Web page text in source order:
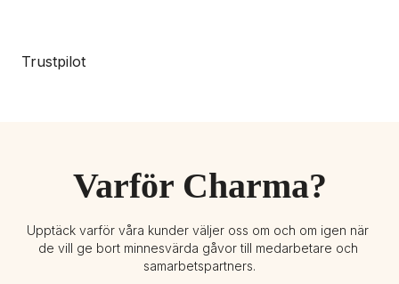
Trustpilot
Varför Charma?
Upptäck varför våra kunder väljer oss om och om igen när
de vill ge bort minnesvärda gåvor till medarbetare och
samarbetspartners.